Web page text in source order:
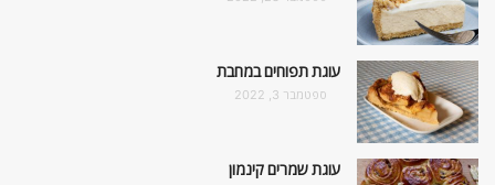
עוגת תפוחים במחבת
ספטמבר 3, 2022
עוגת שמרים קינמון